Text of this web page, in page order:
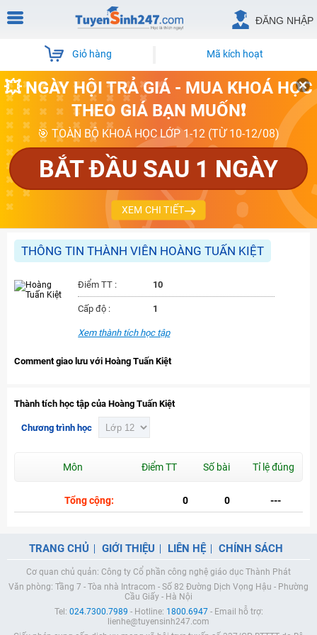
ĐĂNG NHẬP
Giỏ hàng Mã kích hoạt
💥 NGÀY HỘI TRẢ GIÁ - MUA KHOÁ HỌC
THEO GIÁ BẠN MUỐN❗
🎯 TOÀN BỘ KHOÁ HỌC LỚP 1-12 (TỪ 10-12/08)
BẮT ĐẦU SAU 1 NGÀY
XEM CHI TIẾT
THÔNG TIN THÀNH VIÊN HOÀNG TUẤN KIỆT
Điểm TT : 10
Cấp độ : 1
Xem thành tích học tập
Comment giao lưu với Hoàng Tuấn Kiệt
Thành tích học tập của Hoàng Tuấn Kiệt
Chương trình học
Môn Điểm TT Số bài Tỉ lệ đúng
Tổng cộng: 0 0 ---
TRANG CHỦ GIỚI THIỆU LIÊN HỆ CHÍNH SÁCH
Cơ quan chủ quản: Công ty Cổ phần công nghệ giáo dục Thành Phát
Văn phòng: Tầng 7 - Tòa nhà Intracom - Số 82 Đường Dịch Vọng Hậu - Phường
Cầu Giấy - Hà Nội
Tel: 024.7300.7989 - Hotline: 1800.6947- Email hỗ trợ:
lienhe@tuyensinh247.com